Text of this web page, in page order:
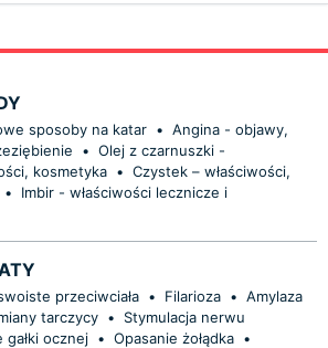
sposoby na katar • Angina - objawy,
• Olej z czarnuszki -
kosmetyka • Czystek – właściwości,
•
Imbir - właściwości lecznicze i
przeciwciała • Filarioza • Amylaza
tarczycy •
Stymulacja nerwu
gałki ocznej • Opasanie żołądka •